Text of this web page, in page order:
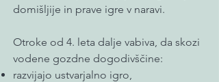
domišljije in prave igre v naravi.
Otroke od 4. leta dalje vabiva, da skozi
vodene gozdne dogodivščine:
razvijajo ustvarjalno igro,